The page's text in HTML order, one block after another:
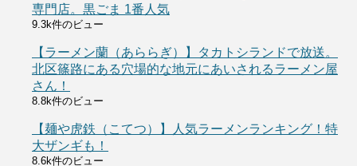
専門店。黒ごま 1番人気
9.3k件のビュー
【ラーメン蘭（あららぎ）】タカトシランドで放送。
北区篠路にある穴場的な地元にあいされるラーメン屋
さん！
8.8k件のビュー
【麺や虎鉄（こてつ）】人気ラーメンランキング！特
大ザンギも！
8.6k件のビュー